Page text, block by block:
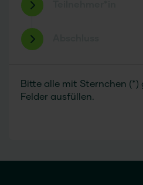
Bitte alle mit Sternchen (*)
Felder ausfüllen.